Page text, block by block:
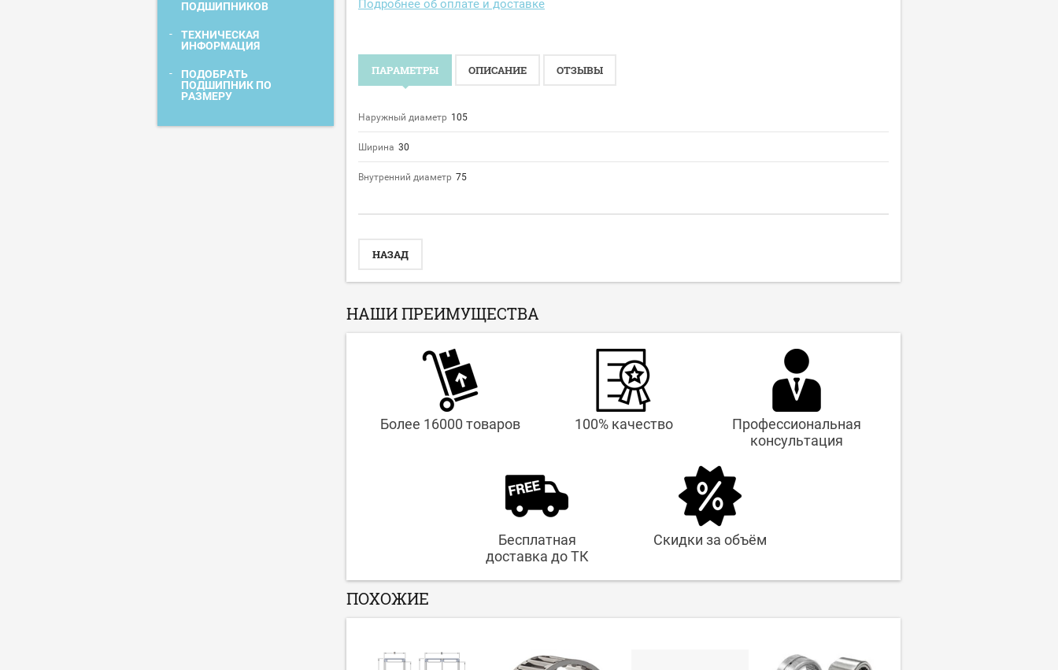
ПОДШИПНИКОВ
ТЕХНИЧЕСКАЯ
ИНФОРМАЦИЯ
ПОДОБРАТЬ
ПОДШИПНИК ПО
РАЗМЕРУ
Подробнее об оплате и доставке
ПАРАМЕТРЫ ОПИСАНИЕ ОТЗЫВЫ
Наружный диаметр 105
Ширина 30
Внутренний диаметр 75
НАЗАД
НАШИ ПРЕИМУЩЕСТВА
Более 16000 товаров 100% качество
Профессиональная
консультация
Бесплатная
доставка до ТК
Скидки за объём
ПОХОЖИЕ